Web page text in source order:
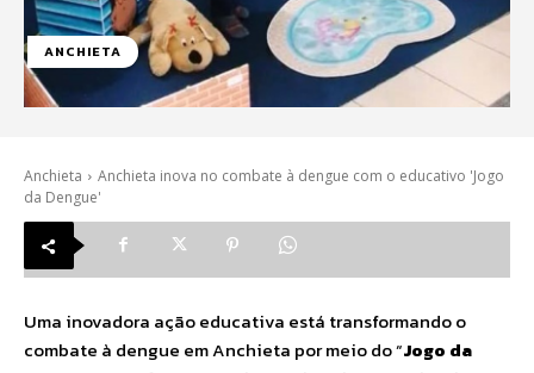
ANCHIETA
Anchieta
Anchieta inova no combate à dengue com o educativo 'Jogo
da Dengue'
Uma inovadora ação educativa está transformando o
combate à dengue em Anchieta por meio do “Jogo da